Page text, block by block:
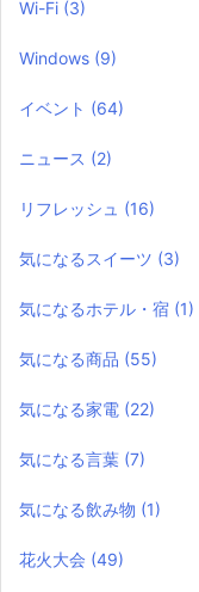
Wi-Fi (3)
Windows (9)
イベント (64)
ニュース (2)
リフレッシュ (16)
気になるスイーツ (3)
気になるホテル・宿 (1)
気になる商品 (55)
気になる家電 (22)
気になる言葉 (7)
気になる飲み物 (1)
花火大会 (49)